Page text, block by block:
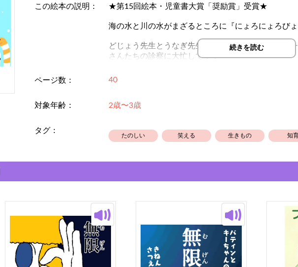
この絵本の説明： ★第15回絵本・児童書大賞「奨励賞」受賞★
海の水と川の水がまざるところに『にょろにょろび
どじょう先生とうなぎ先生とうみへび先生、受付の
さんたちの診察に大忙しです！
さて、今日の患者さんは？
「あーん」
にょろにょろ、にょろにょろ！
続きを読む
ページ数： 40
対象年齢： 2歳〜3歳
タグ：
たのしい 笑える 生きもの 知